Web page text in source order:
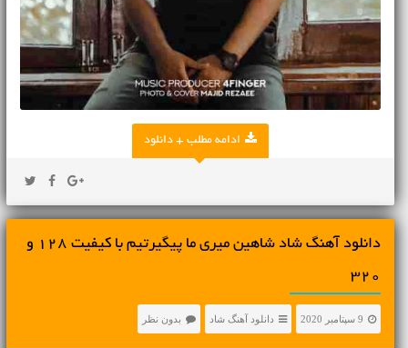
ادامه مطلب + دانلود
دانلود آهنگ شاد شاهین میری ما پیگیرتیم با کیفیت 128 و
320
9 سپتامبر 2020 دانلود آهنگ شاد بدون نظر